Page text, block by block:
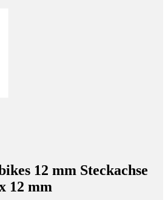
12 mm Steckachse
12 mm